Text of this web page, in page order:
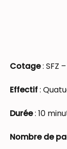
Cotage: SFZ –
Effectif:
Durée: 10
Nombre de